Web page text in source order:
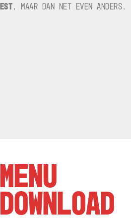
, MAAR DAN NET EVEN ANDERS.
MENU
DOWNLOAD